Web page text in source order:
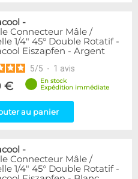
-
Connecteur Mâle /
1/4" 45° Double Rotatif -
Eiszapfen - Argent
5/5 - 1 avis
€
En stock
Expédition immédiate
au panier
-
Connecteur Mâle /
1/4" 45° Double Rotatif -